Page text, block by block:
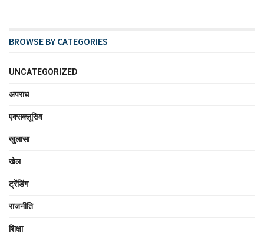
BROWSE BY CATEGORIES
UNCATEGORIZED
अपराध
एक्सक्लूसिव
खुलासा
खेल
ट्रेंडिंग
राजनीति
शिक्षा